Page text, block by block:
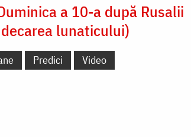
a 10-a după Rusalii
lunaticului)
Predici Video